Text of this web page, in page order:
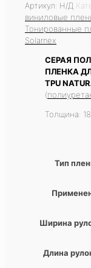
Артикул: Н/Д
виниловые
Тонированные
Solarnex
CЕРАЯ
ПЛЕНКА
TPU
(
Толщина:
Тип
Ширина
Длина